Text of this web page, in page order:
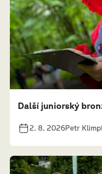
Další juniorský
2. 8. 2026Petr